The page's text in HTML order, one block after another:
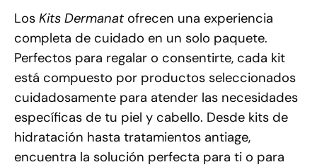
Los Kits Dermanat ofrecen una experiencia
completa de cuidado en un solo paquete.
Perfectos para regalar o consentirte, cada kit
está compuesto por productos seleccionados
cuidadosamente para atender las necesidades
específicas de tu piel y cabello. Desde kits de
hidratación hasta tratamientos antiage,
encuentra la solución perfecta para ti o para